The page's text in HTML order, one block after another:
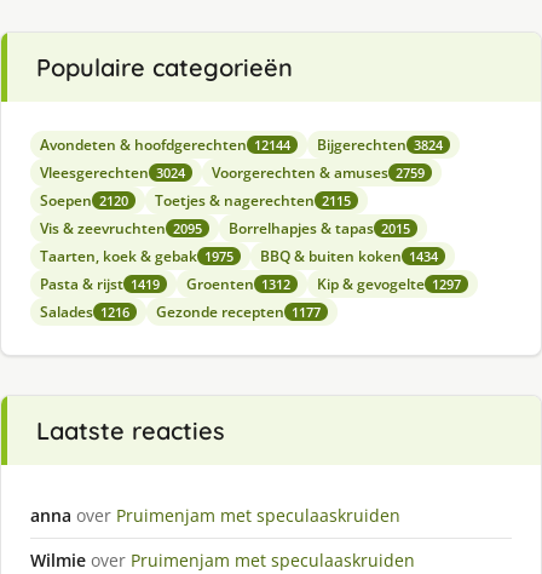
Populaire categorieën
Avondeten & hoofdgerechten 12144 Bijgerechten 3824
Vleesgerechten 3024 Voorgerechten & amuses 2759
Soepen 2120 Toetjes & nagerechten 2115
Vis & zeevruchten 2095 Borrelhapjes & tapas 2015
Taarten, koek & gebak 1975 BBQ & buiten koken 1434
Pasta & rijst 1419 Groenten 1312 Kip & gevogelte 1297
Salades 1216 Gezonde recepten 1177
Laatste reacties
anna over Pruimenjam met speculaaskruiden
Wilmie over Pruimenjam met speculaaskruiden